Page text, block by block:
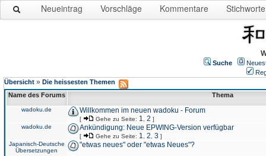
Neueintrag Vorschläge Kommentare Stichworte
Suche
Übersicht » Die heissesten Themen
Name des Forums
Thema
wadoku.de Willkommen im neuen wadoku - Forum
[ Gehe zu Seite: 1 2 ]
wadoku.de
Ankündigung: Neue EPWING-Version verfügbar
[ Gehe zu Seite: 1 2 3 ]
Japanisch-Deutsche
Übersetzungen
"etwas neues" oder "etwas Neues"?